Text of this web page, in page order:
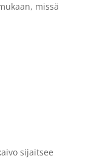
missä
sijaitsee